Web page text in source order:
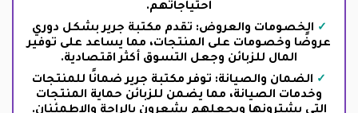
احتياجاتهم.
الخصومات والعروض: تقدم مكتبة جرير بشكل دوري
عروضًا وخصومات على المنتجات، مما يساعد على توفير
المال للزبائن وجعل التسوق أكثر اقتصادية.
الضمان والصيانة: توفر مكتبة جرير ضمانًا للمنتجات
وخدمات الصيانة، مما يضمن للزبائن حماية المنتجات